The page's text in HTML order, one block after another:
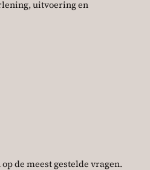
uitvoering en
de meest gestelde vragen.